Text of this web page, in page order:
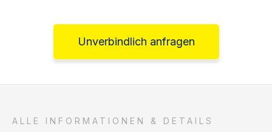
Unverbindlich anfragen
ALLE INFORMATIONEN & DETAILS